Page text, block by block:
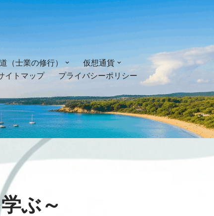
（士業の修行）
仮想通貨
イトマップ プライバシーポリシー
ぶ～